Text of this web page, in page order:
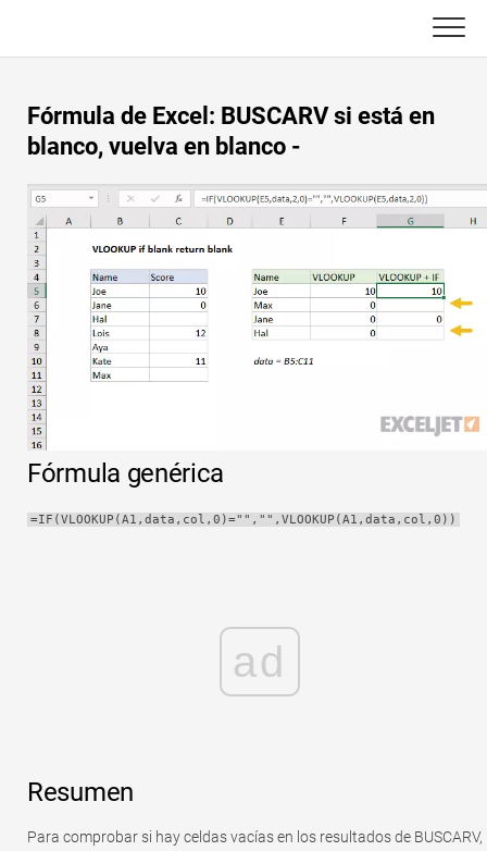
content
Funciones de Excel
Gráfico
Fórmula
Glosario
Atajos de teclado
Noticias
Tabla dinámica
C ++
DSA
Java
JavaScript
Kotlin
Pitón
Rápido
Fórmula de Excel: BUSCARV si está en
blanco, vuelva en blanco -
Fórmula genérica
=IF(VLOOKUP(A1,data,col,0)="","",VLOOKUP(A1,data,col,0))
ad
Resumen
Para comprobar si hay celdas vacías en los resultados de BUSCARV,